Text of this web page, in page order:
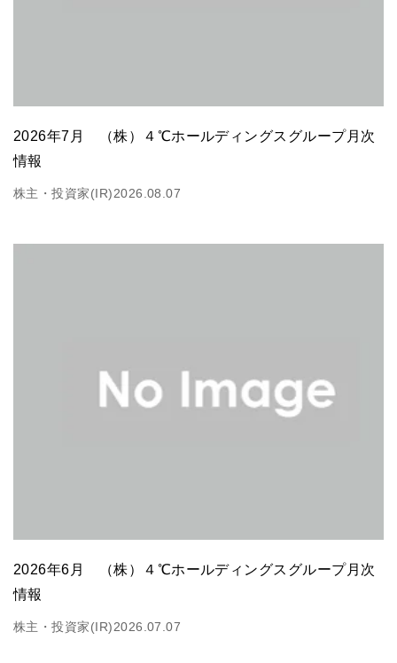
2026年7月 （株）４℃ホールディングスグループ月次
情報
株主・投資家(IR)2026.08.07
2026年6月 （株）４℃ホールディングスグループ月次
情報
株主・投資家(IR)2026.07.07